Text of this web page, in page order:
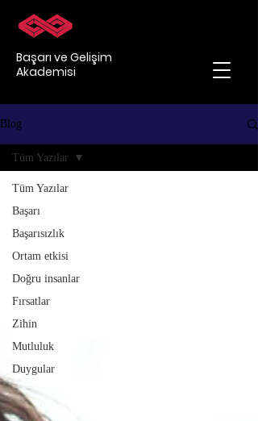
Başarı ve Gelişim
Akademisi
Blog
Tüm Yazılar
Başarı
Başarısızlık
Ortam etkisi
Doğru insanlar
Fırsatlar
Zihin
Mutluluk
Duygular
Tüm Yazılar